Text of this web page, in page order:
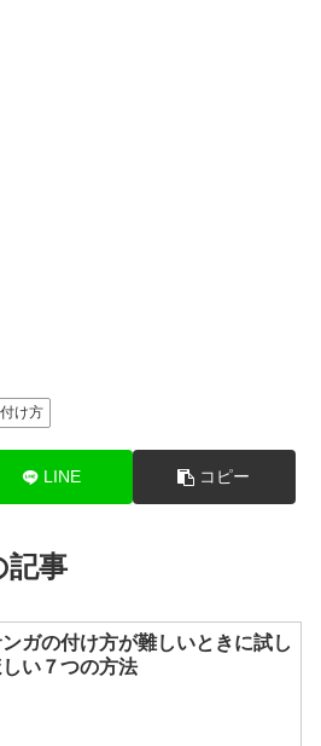
け方
LINE コピー
記事
ンガの付け方が難しいときに試し
い７つの方法